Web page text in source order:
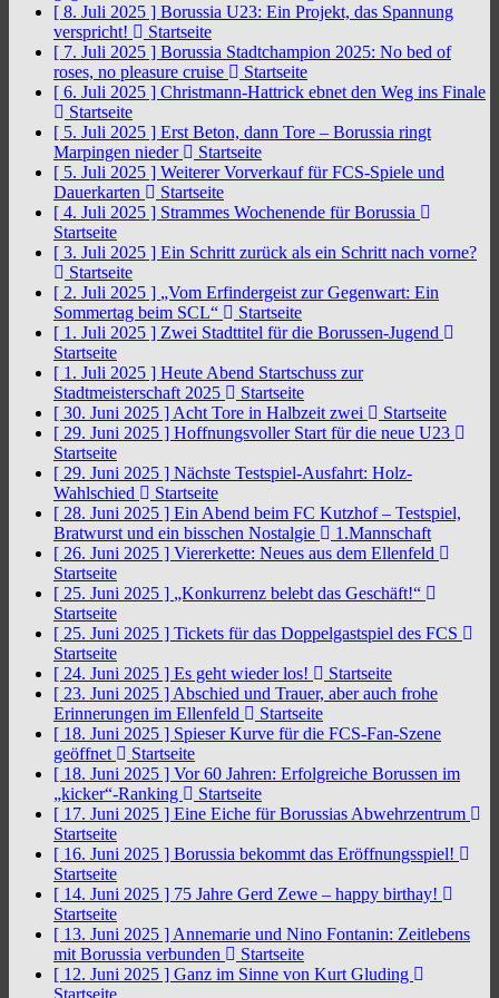
[ 8. Juli 2025 ] Borussia U23: Ein Projekt, das Spannung
verspricht!
Startseite
[ 7. Juli 2025 ] Borussia Stadtchampion 2025: No bed of
roses, no pleasure cruise
Startseite
[ 6. Juli 2025 ] Christmann-Hattrick ebnet den Weg ins Finale
Startseite
[ 5. Juli 2025 ] Erst Beton, dann Tore – Borussia ringt
Marpingen nieder
Startseite
[ 5. Juli 2025 ] Weiterer Vorverkauf für FCS-Spiele und
Dauerkarten
Startseite
[ 4. Juli 2025 ] Strammes Wochenende für Borussia
Startseite
[ 3. Juli 2025 ] Ein Schritt zurück als ein Schritt nach vorne?
Startseite
[ 2. Juli 2025 ] „Vom Erfindergeist zur Gegenwart: Ein
Sommertag beim SCL“
Startseite
[ 1. Juli 2025 ] Zwei Stadttitel für die Borussen-Jugend
Startseite
[ 1. Juli 2025 ] Heute Abend Startschuss zur
Stadtmeisterschaft 2025
Startseite
[ 30. Juni 2025 ] Acht Tore in Halbzeit zwei
Startseite
[ 29. Juni 2025 ] Hoffnungsvoller Start für die neue U23
Startseite
[ 29. Juni 2025 ] Nächste Testspiel-Ausfahrt: Holz-
Wahlschied
Startseite
[ 28. Juni 2025 ] Ein Abend beim FC Kutzhof – Testspiel,
Bratwurst und ein bisschen Nostalgie
1.Mannschaft
[ 26. Juni 2025 ] Viererkette: Neues aus dem Ellenfeld
Startseite
[ 25. Juni 2025 ] „Konkurrenz belebt das Geschäft!“
Startseite
[ 25. Juni 2025 ] Tickets für das Doppelgastspiel des FCS
Startseite
[ 24. Juni 2025 ] Es geht wieder los!
Startseite
[ 23. Juni 2025 ] Abschied und Trauer, aber auch frohe
Erinnerungen im Ellenfeld
Startseite
[ 18. Juni 2025 ] Spieser Kurve für die FCS-Fan-Szene
geöffnet
Startseite
[ 18. Juni 2025 ] Vor 60 Jahren: Erfolgreiche Borussen im
„kicker“-Ranking
Startseite
[ 17. Juni 2025 ] Eine Eiche für Borussias Abwehrzentrum
Startseite
[ 16. Juni 2025 ] Borussia bekommt das Eröffnungsspiel!
Startseite
[ 14. Juni 2025 ] 75 Jahre Gerd Zewe – happy birthay!
Startseite
[ 13. Juni 2025 ] Annemarie und Nino Fontanin: Zeitlebens
mit Borussia verbunden
Startseite
[ 12. Juni 2025 ] Ganz im Sinne von Kurt Gluding
Startseite